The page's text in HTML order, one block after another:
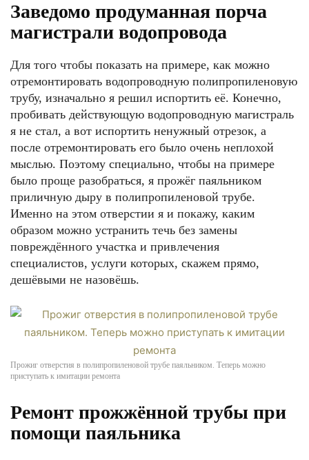
Заведомо продуманная порча
магистрали водопровода
Для того чтобы показать на примере, как можно
отремонтировать водопроводную полипропиленовую
трубу, изначально я решил испортить её. Конечно,
пробивать действующую водопроводную магистраль
я не стал, а вот испортить ненужный отрезок, а
после отремонтировать его было очень неплохой
мыслью. Поэтому специально, чтобы на примере
было проще разобраться, я прожёг паяльником
приличную дыру в полипропиленовой трубе.
Именно на этом отверстии я и покажу, каким
образом можно устранить течь без замены
повреждённого участка и привлечения
специалистов, услуги которых, скажем прямо,
дешёвыми не назовёшь.
Прожиг отверстия в полипропиленовой трубе паяльником. Теперь можно
приступать к имитации ремонта
Ремонт прожжённой трубы при
помощи паяльника